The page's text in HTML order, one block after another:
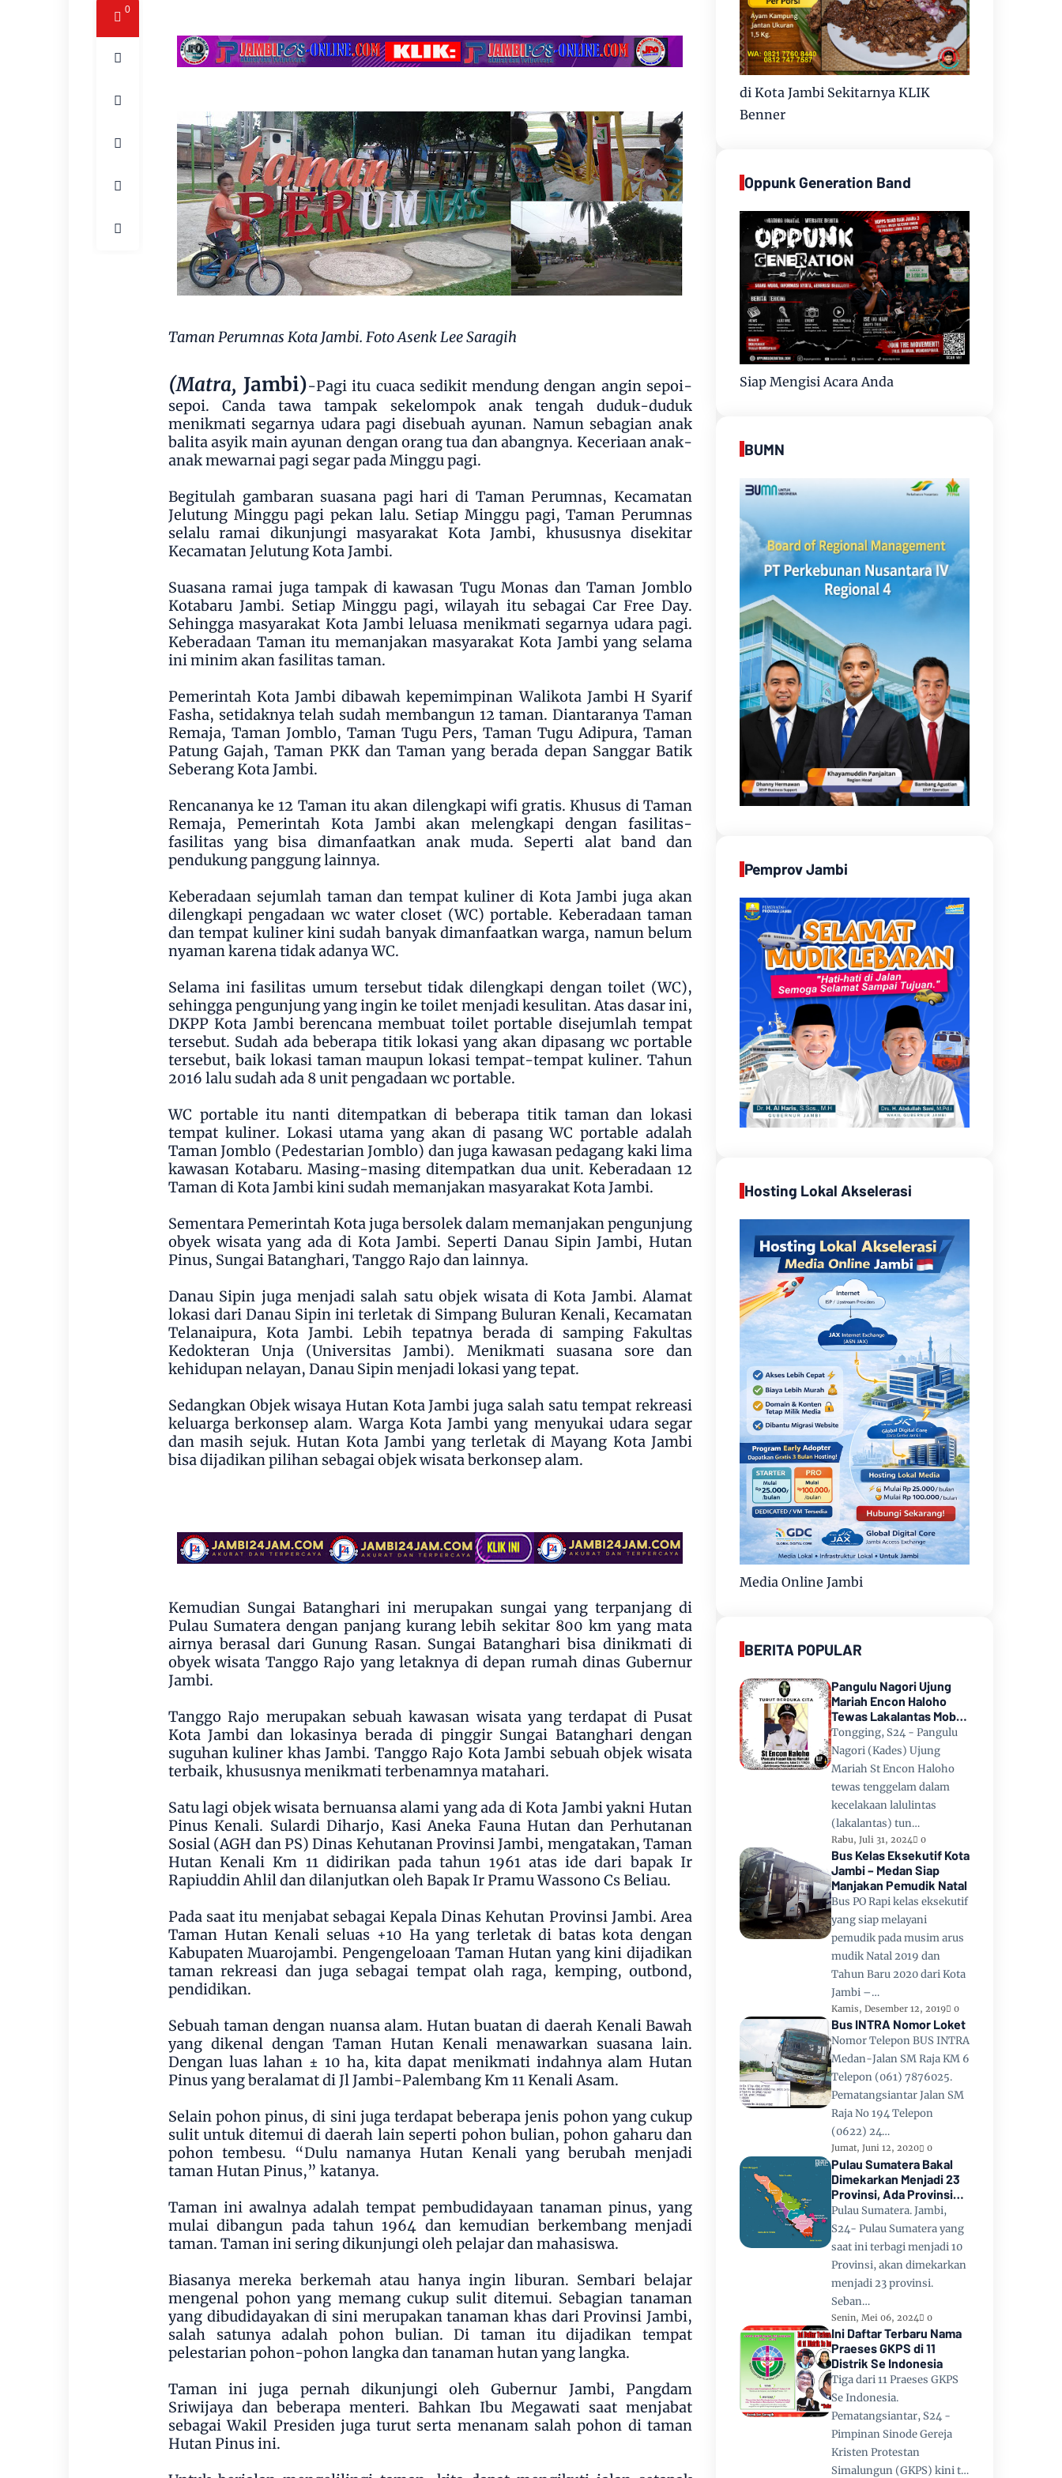
0
Taman Perumnas Kota Jambi. Foto Asenk Lee Saragih
(Matra, Jambi)-Pagi itu cuaca sedikit mendung dengan angin sepoi-
sepoi. Canda tawa tampak sekelompok anak tengah duduk-duduk
menikmati segarnya udara pagi disebuah ayunan. Namun sebagian anak
balita asyik main ayunan dengan orang tua dan abangnya. Keceriaan anak-
anak mewarnai pagi segar pada Minggu pagi.
Begitulah gambaran suasana pagi hari di Taman Perumnas, Kecamatan
Jelutung Minggu pagi pekan lalu. Setiap Minggu pagi, Taman Perumnas
selalu ramai dikunjungi masyarakat Kota Jambi, khususnya disekitar
Kecamatan Jelutung Kota Jambi.
Suasana ramai juga tampak di kawasan Tugu Monas dan Taman Jomblo
Kotabaru Jambi. Setiap Minggu pagi, wilayah itu sebagai Car Free Day.
Sehingga masyarakat Kota Jambi leluasa menikmati segarnya udara pagi.
Keberadaan Taman itu memanjakan masyarakat Kota Jambi yang selama
ini minim akan fasilitas taman.
Pemerintah Kota Jambi dibawah kepemimpinan Walikota Jambi H Syarif
Fasha, setidaknya telah sudah membangun 12 taman. Diantaranya Taman
Remaja, Taman Jomblo, Taman Tugu Pers, Taman Tugu Adipura, Taman
Patung Gajah, Taman PKK dan Taman yang berada depan Sanggar Batik
Seberang Kota Jambi.
Rencananya ke 12 Taman itu akan dilengkapi wifi gratis. Khusus di Taman
Remaja, Pemerintah Kota Jambi akan melengkapi dengan fasilitas-
fasilitas yang bisa dimanfaatkan anak muda. Seperti alat band dan
pendukung panggung lainnya.
Keberadaan sejumlah taman dan tempat kuliner di Kota Jambi juga akan
dilengkapi pengadaan wc water closet (WC) portable. Keberadaan taman
dan tempat kuliner kini sudah banyak dimanfaatkan warga, namun belum
nyaman karena tidak adanya WC.
Selama ini fasilitas umum tersebut tidak dilengkapi dengan toilet (WC),
sehingga pengunjung yang ingin ke toilet menjadi kesulitan. Atas dasar ini,
DKPP Kota Jambi berencana membuat toilet portable disejumlah tempat
tersebut. Sudah ada beberapa titik lokasi yang akan dipasang wc portable
tersebut, baik lokasi taman maupun lokasi tempat-tempat kuliner. Tahun
2016 lalu sudah ada 8 unit pengadaan wc portable.
WC portable itu nanti ditempatkan di beberapa titik taman dan lokasi
tempat kuliner. Lokasi utama yang akan di pasang WC portable adalah
Taman Jomblo (Pedestarian Jomblo) dan juga kawasan pedagang kaki lima
kawasan Kotabaru. Masing-masing ditempatkan dua unit. Keberadaan 12
Taman di Kota Jambi kini sudah memanjakan masyarakat Kota Jambi.
Sementara Pemerintah Kota juga bersolek dalam memanjakan pengunjung
obyek wisata yang ada di Kota Jambi. Seperti Danau Sipin Jambi, Hutan
Pinus, Sungai Batanghari, Tanggo Rajo dan lainnya.
Danau Sipin juga menjadi salah satu objek wisata di Kota Jambi. Alamat
lokasi dari Danau Sipin ini terletak di Simpang Buluran Kenali, Kecamatan
Telanaipura, Kota Jambi. Lebih tepatnya berada di samping Fakultas
Kedokteran Unja (Universitas Jambi). Menikmati suasana sore dan
kehidupan nelayan, Danau Sipin menjadi lokasi yang tepat.
Sedangkan Objek wisaya Hutan Kota Jambi juga salah satu tempat rekreasi
keluarga berkonsep alam. Warga Kota Jambi yang menyukai udara segar
dan masih sejuk. Hutan Kota Jambi yang terletak di Mayang Kota Jambi
bisa dijadikan pilihan sebagai objek wisata berkonsep alam.
Kemudian Sungai Batanghari ini merupakan sungai yang terpanjang di
Pulau Sumatera dengan panjang kurang lebih sekitar 800 km yang mata
airnya berasal dari Gunung Rasan. Sungai Batanghari bisa dinikmati di
obyek wisata Tanggo Rajo yang letaknya di depan rumah dinas Gubernur
Jambi.
Tanggo Rajo merupakan sebuah kawasan wisata yang terdapat di Pusat
Kota Jambi dan lokasinya berada di pinggir Sungai Batanghari dengan
suguhan kuliner khas Jambi. Tanggo Rajo Kota Jambi sebuah objek wisata
terbaik, khususnya menikmati terbenamnya matahari.
Satu lagi objek wisata bernuansa alami yang ada di Kota Jambi yakni Hutan
Pinus Kenali. Sulardi Diharjo, Kasi Aneka Fauna Hutan dan Perhutanan
Sosial (AGH dan PS) Dinas Kehutanan Provinsi Jambi, mengatakan, Taman
Hutan Kenali Km 11 didirikan pada tahun 1961 atas ide dari bapak Ir
Rapiuddin Ahlil dan dilanjutkan oleh Bapak Ir Pramu Wassono Cs Beliau.
Pada saat itu menjabat sebagai Kepala Dinas Kehutan Provinsi Jambi. Area
Taman Hutan Kenali seluas +10 Ha yang terletak di batas kota dengan
Kabupaten Muarojambi. Pengengeloaan Taman Hutan yang kini dijadikan
taman rekreasi dan juga sebagai tempat olah raga, kemping, outbond,
pendidikan.
Sebuah taman dengan nuansa alam. Hutan buatan di daerah Kenali Bawah
yang dikenal dengan Taman Hutan Kenali menawarkan suasana lain.
Dengan luas lahan ± 10 ha, kita dapat menikmati indahnya alam Hutan
Pinus yang beralamat di Jl Jambi-Palembang Km 11 Kenali Asam.
Selain pohon pinus, di sini juga terdapat beberapa jenis pohon yang cukup
sulit untuk ditemui di daerah lain seperti pohon bulian, pohon gaharu dan
pohon tembesu. “Dulu namanya Hutan Kenali yang berubah menjadi
taman Hutan Pinus,” katanya.
Taman ini awalnya adalah tempat pembudidayaan tanaman pinus, yang
mulai dibangun pada tahun 1964 dan kemudian berkembang menjadi
taman. Taman ini sering dikunjungi oleh pelajar dan mahasiswa.
Biasanya mereka berkemah atau hanya ingin liburan. Sembari belajar
mengenal pohon yang memang cukup sulit ditemui. Sebagian tanaman
yang dibudidayakan di sini merupakan tanaman khas dari Provinsi Jambi,
salah satunya adalah pohon bulian. Di taman itu dijadikan tempat
pelestarian pohon-pohon langka dan tanaman hutan yang langka.
Taman ini juga pernah dikunjungi oleh Gubernur Jambi, Pangdam
Sriwijaya dan beberapa menteri. Bahkan Ibu Megawati saat menjabat
sebagai Wakil Presiden juga turut serta menanam salah pohon di taman
Hutan Pinus ini.
di Kota Jambi Sekitarnya KLIK
Benner
Oppunk Generation Band
Siap Mengisi Acara Anda
BUMN
Pemprov Jambi
Hosting Lokal Akselerasi
Media Online Jambi
BERITA POPULAR
Pangulu Nagori Ujung
Mariah Encon Haloho
Tewas Lakalantas Mobil
Terjun ke Danau Toba di
Tongging
Tongging, S24 - Pangulu
Nagori (Kades) Ujung
Mariah St Encon Haloho
tewas tenggelam dalam
kecelakaan lalulintas
(lakalantas) tun…
Rabu, Juli 31, 2024 0
Bus Kelas Eksekutif Kota
Jambi – Medan Siap
Manjakan Pemudik Natal
Bus PO Rapi kelas eksekutif
yang siap melayani
pemudik pada musim arus
mudik Natal 2019 dan
Tahun Baru 2020 dari Kota
Jambi –…
Kamis, Desember 12, 2019 0
Bus INTRA Nomor Loket
Nomor Telepon BUS INTRA
Medan-Jalan SM Raja KM 6
Telepon (061) 7876025.
Pematangsiantar Jalan SM
Raja No 194 Telepon
(0622) 24…
Jumat, Juni 12, 2020 0
Pulau Sumatera Bakal
Dimekarkan Menjadi 23
Provinsi, Ada Provinsi
Toba Raya dan Provinsi
Tapanuli
Pulau Sumatera. Jambi,
S24- Pulau Sumatera yang
saat ini terbagi menjadi 10
Provinsi, akan dimekarkan
menjadi 23 provinsi.
Seban…
Senin, Mei 06, 2024 0
Ini Daftar Terbaru Nama
Praeses GKPS di 11
Distrik Se Indonesia
Tiga dari 11 Praeses GKPS
Se Indonesia.
Pematangsiantar, S24 -
Pimpinan Sinode Gereja
Kristen Protestan
Simalungun (GKPS) kini t…